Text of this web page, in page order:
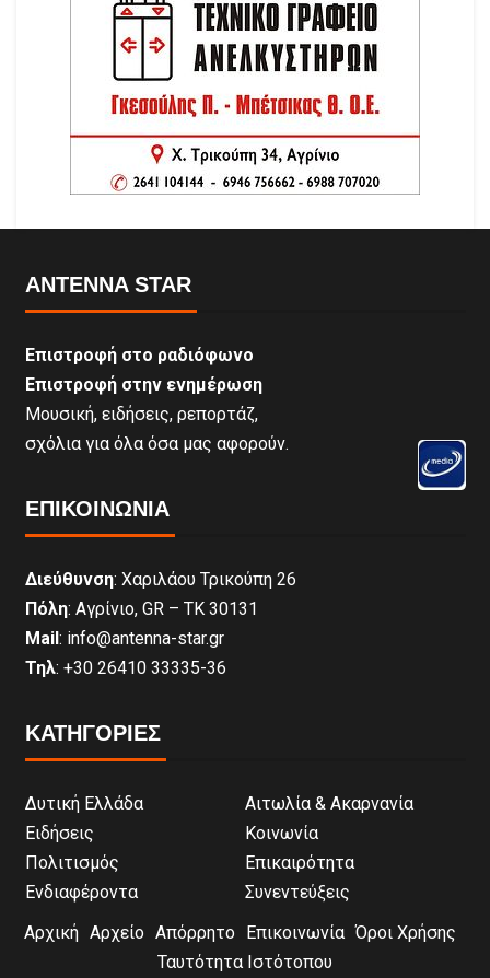
ANTENNA STAR
Επιστροφή στο ραδιόφωνο
Επιστροφή στην ενημέρωση
Μουσική, ειδήσεις, ρεπορτάζ,
σχόλια για όλα όσα μας αφορούν.
ΕΠΙΚΟΙΝΩΝΊΑ
Διεύθυνση: Χαριλάου Τρικούπη 26
Πόλη: Αγρίνιο, GR – ΤΚ 30131
Mail: info@antenna-star.gr
Τηλ: +30 26410 33335-36
ΚΑΤΗΓΟΡΙΕΣ
Δυτική Ελλάδα
Αιτωλία & Ακαρνανία
Ειδήσεις
Κοινωνία
Πολιτισμός
Επικαιρότητα
Ενδιαφέροντα
Συνεντεύξεις
Αρχική Αρχείο Απόρρητο Επικοινωνία Όροι Χρήσης
Ταυτότητα Ιστότοπου